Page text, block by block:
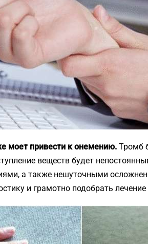
моет привести к онемению. Тромб
веществ будет
а также нешуточными
и грамотно подобрать